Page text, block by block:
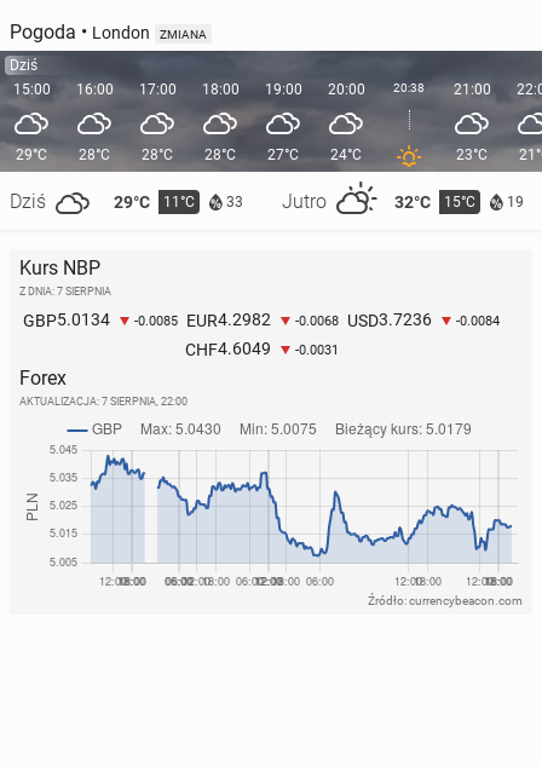
Pogoda • London ZMIANA
Dziś
15:00
29°C
Dziś 29°C 11°C 33 Jutro 32°C 15°C 19
16:00
28°C
17:00
28°C
18:00
28°C
19:00
27°C
20:00
24°C
20:38 21:00
23°C
Kurs NBP
Z DNIA: 7 SIERPNIA
GBP5.0134 -0.0085 EUR4.2982 -0.0068 USD3.7236 -0.0084
CHF4.6049 -0.0031
Forex
AKTUALIZACJA: 7 SIERPNIA, 22:00
Źródło: currencybeacon.com